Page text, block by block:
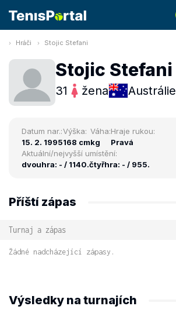
Hráči Stojic Stefani
Stojic Stefani
31 žena Austrálie
Datum nar.:
15. 2. 1995
Výška:
168 cm
Váha:
kg
Hraje rukou:
Pravá
Aktuální/nejvyšší umístění:
dvouhra: - / 1140.čtyřhra: - / 955.
Příští zápas
Turnaj a zápas
Žádné nadcházející zápasy.
Výsledky na turnajích